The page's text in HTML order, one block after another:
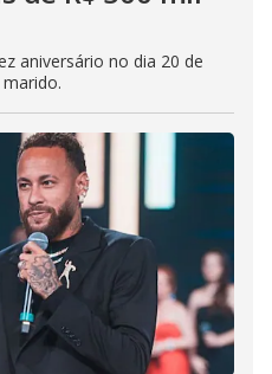
aniversário no dia 20 de